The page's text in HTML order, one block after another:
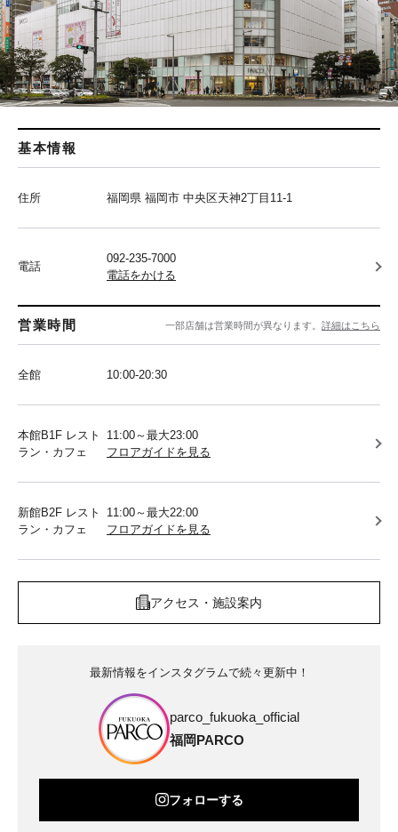
基本情報
住所 福岡県 福岡市 中央区天神2丁目11-1
電話
092-235-7000
電話をかける
営業時間 一部店舗は営業時間が異なります。 詳細はこちら
全館 10:00-20:30
本館B1F レスト
ラン・カフェ
11:00～最大23:00
フロアガイドを見る
新館B2F レスト
ラン・カフェ
11:00～最大22:00
フロアガイドを見る
アクセス・施設案内
最新情報をインスタグラムで続々更新中！
parco_fukuoka_official
福岡PARCO
フォローする